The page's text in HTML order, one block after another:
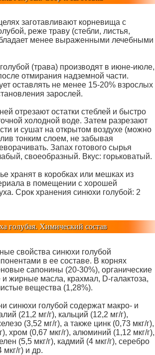
заготавливают корневища с
реже траву (стебли, листья,
менее выраженными лечебными
(трава) производят в июне-июле,
отмирания надземной части.
оставлять не менее 15-20% взрослых
зарослей.
отрезают остатки стеблей и быстро
холодной воде. Затем разрезают
и сушат на открытом воздухе (можно
тонким слоем, не забывая
Запах готового сырья
своеобразный. Вкус: горьковатый.
хранят в коробках или мешках из
в помещении с хорошей
Срок хранения синюхи голубой: 2
голубая. Химический состав
свойства синюхи голубой
в ее составе. В корнях
сапонины (20-30%), органические
жирные масла, крахмал, D-галактоза,
вещества (1,28%).
синюхи голубой содержат макро- и
(21,2 мг/г), кальций (12,2 мг/г),
(3,52 мг/г), а также цинк (0,73 мкг/г),
хром (0,67 мкг/г), алюминий (1,12 мкг/г),
(5,5 мкг/г), кадмий (4 мкг/г), серебро
мкг/г) и др.